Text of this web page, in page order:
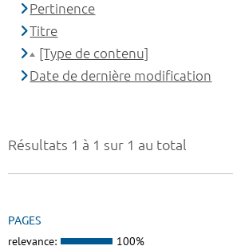
Résultats 1 à 1 sur 1 au total
PAGES
relevance: 100%
Pertinence
Titre
[Type de contenu]
Date de dernière modification